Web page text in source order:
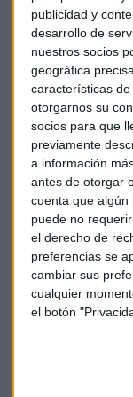
publicidad y
desarrollo de
nuestros socios
geográfica
características
otorgarnos su
socios para que
previamente
a información
antes de otorgar
cuenta que algún
puede no
el derecho de
preferencias se
cambiar sus
cualquier
el botón
extraer 2.000
según los planes
millones. Según
la producción en
al día”, cifra que
plazo de
El anuncio ha
reflejado en la
de varias
mercado de
precios del
Qatar se suma
OPEP para